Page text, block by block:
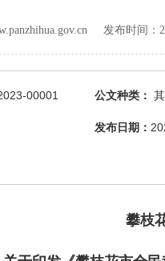
发布时间：
00001 公文种类：
发布日期：
攀枝